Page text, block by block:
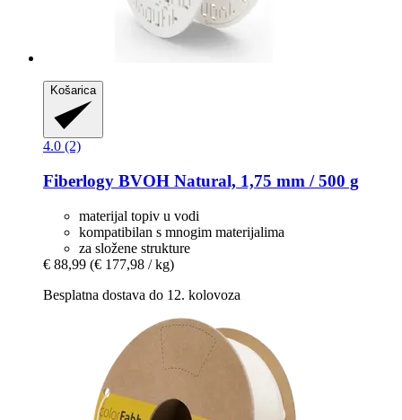
Košarica
4.0 (2)
Fiberlogy BVOH Natural, 1,75 mm / 500 g
materijal topiv u vodi
kompatibilan s mnogim materijalima
za složene strukture
€ 88,99 (€ 177,98 / kg)
Besplatna dostava do 12. kolovoza